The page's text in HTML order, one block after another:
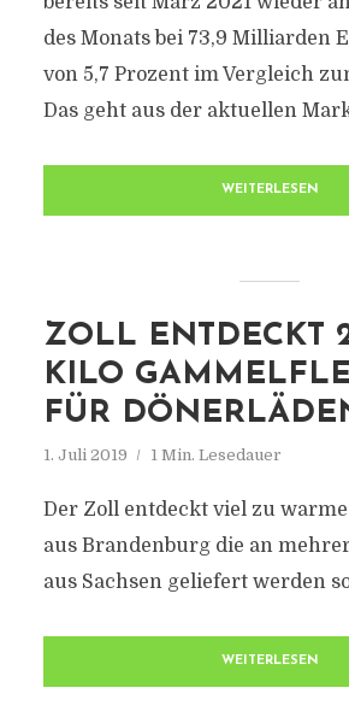
des Monats bei 73,9 Milliarden
von 5,7 Prozent im Vergleich
Das geht aus der aktuellen
WEITERLESEN
ZOLL ENTDECKT
KILO
FÜR
1. Juli 2019 1 Min. Lesedauer
Der Zoll entdeckt viel zu
aus Brandenburg die an
aus Sachsen geliefert werden
WEITERLESEN